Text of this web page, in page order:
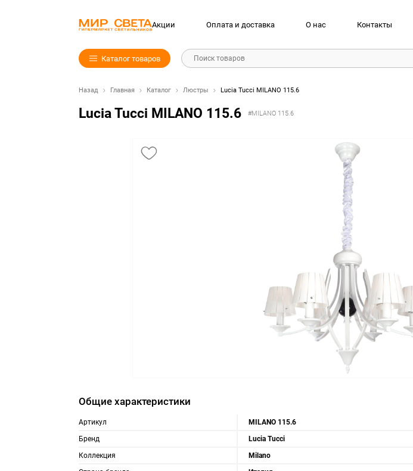
Акции Оплата и доставка О нас Контакты
Каталог товаров Поиск товаров
Назад Главная Каталог Люстры Lucia Tucci MILANO 115.6
Lucia Tucci MILANO 115.6 #MILANO 115.6
Общие характеристики
Артикул
MILANO 115.6
Бренд
Lucia Tucci
Коллекция
Milano